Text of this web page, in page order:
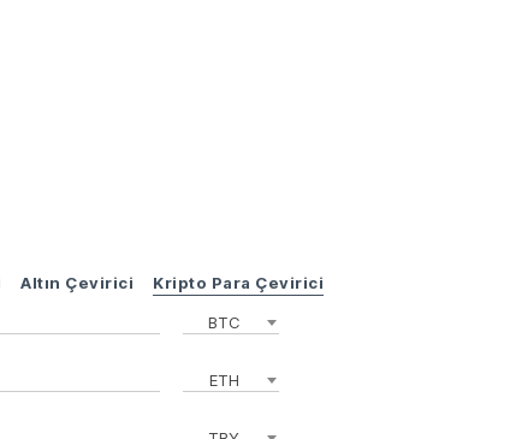
Altın Çevirici Kripto Para Çevirici
BTC
ETH